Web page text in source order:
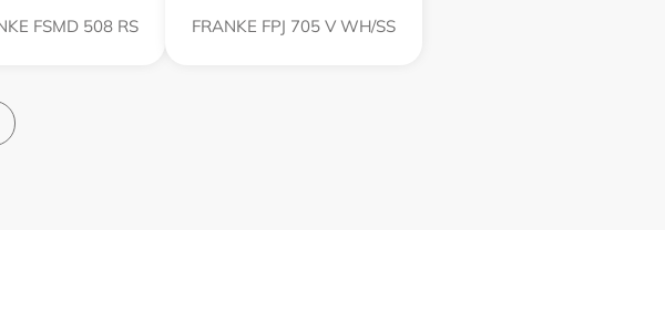
FSMD 508 RS FRANKE FPJ 705 V WH/SS